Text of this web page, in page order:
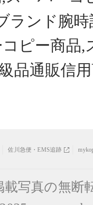
ランド腕
ピー商品
品通販信
佐川急便・EMS追跡
写真の無断